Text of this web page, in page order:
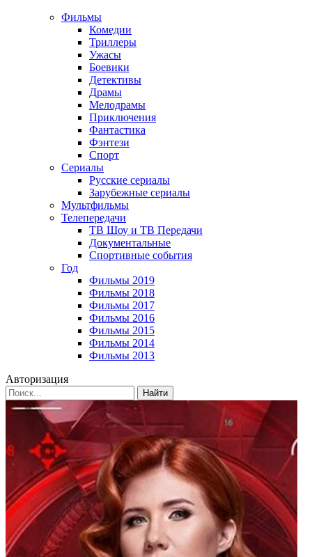
Фильмы
Комедии
Триллеры
Ужасы
Боевики
Детективы
Драмы
Мелодрамы
Приключения
Фантастика
Фэнтези
Спорт
Сериалы
Русские сериалы
Зарубежные сериалы
Мультфильмы
Телепередачи
ТВ Шоу и ТВ Передачи
Документальные
Спортивные события
Год
Фильмы 2019
Фильмы 2018
Фильмы 2017
Фильмы 2016
Фильмы 2015
Фильмы 2014
Фильмы 2013
Авторизация
Найти